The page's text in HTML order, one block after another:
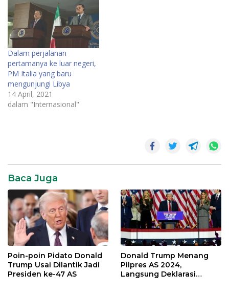
AthenaOlehThe Associated
Press24 Februari 2021,
14.22• 1 menit
membacaAthena, Yunani -
Seorang anak laki-laki
berusia 6 tahun dari Iran
meninggal karena luka…
Dalam perjalanan
pertamanya ke luar negeri,
PM Italia yang baru
mengunjungi Libya
14 April, 2021
dalam "Internasional"
Baca Juga
Poin-poin Pidato Donald
Trump Usai Dilantik Jadi
Presiden ke-47 AS
Donald Trump Menang
Pilpres AS 2024,
Langsung Deklarasi